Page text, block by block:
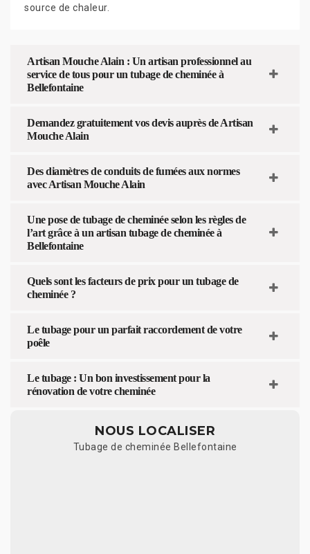
source de chaleur.
Artisan Mouche Alain : Un artisan professionnel au
service de tous pour un tubage de cheminée à
Bellefontaine
Demandez gratuitement vos devis auprès de Artisan
Mouche Alain
Des diamètres de conduits de fumées aux normes
avec Artisan Mouche Alain
Une pose de tubage de cheminée selon les règles de
l’art grâce à un artisan tubage de cheminée à
Bellefontaine
Quels sont les facteurs de prix pour un tubage de
cheminée ?
Le tubage pour un parfait raccordement de votre
poêle
Le tubage : Un bon investissement pour la
rénovation de votre cheminée
NOUS LOCALISER
Tubage de cheminée Bellefontaine